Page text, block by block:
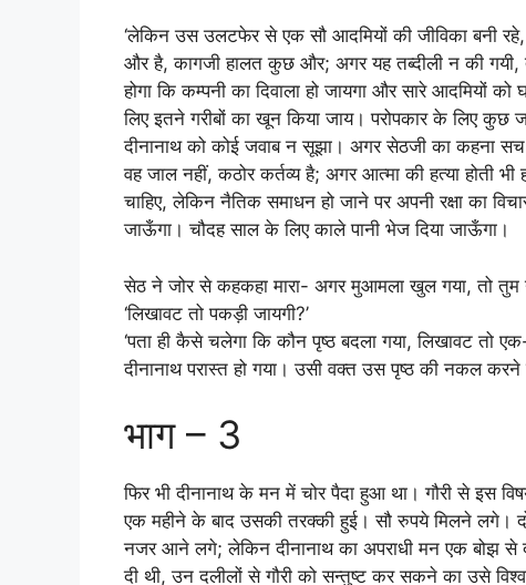
‘लेकिन उस उलटफेर से एक सौ आदमियों की जीविका बनी
और है, कागजी हालत कुछ और; अगर यह तब्दीली न की
होगा कि कम्पनी का दिवाला हो जायगा और सारे आदमियों
लिए इतने गरीबों का खून किया जाय। परोपकार के लिए कुछ
दीनानाथ को कोई जवाब न सूझा। अगर सेठजी का कहना
वह जाल नहीं, कठोर कर्तव्य है; अगर आत्मा की हत्या होती
चाहिए, लेकिन नैतिक समाधन हो जाने पर अपनी रक्षा का
जाऊँगा। चौदह साल के लिए काले पानी भेज दिया जाऊँगा।
सेठ ने जोर से कहकहा मारा- अगर मुआमला खुल गया, तो
‘लिखावट तो पकड़ी जायगी?’
‘पता ही कैसे चलेगा कि कौन पृष्ठ बदला गया, लिखावट तो
दीनानाथ परास्त हो गया। उसी वक्त उस पृष्ठ की नकल करने
भाग – 3
फिर भी दीनानाथ के मन में चोर पैदा हुआ था। गौरी से इस
एक महीने के बाद उसकी तरक्की हुई। सौ रुपये मिलने लगे।
नजर आने लगे; लेकिन दीनानाथ का अपराधी मन एक बोझ से
दी थी, उन दलीलों से गौरी को सन्तुष्ट कर सकने का उसे